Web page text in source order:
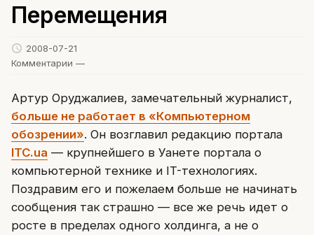
Перемещения
2008-07-21
Комментарии —
Артур Оруджалиев, замечательный журналист,
больше не работает в «Компьютерном
обозрении». Он возглавил редакцию портала
ITC.ua — крупнейшего в Уанете портала о
компьютерной технике и IT-технологиях.
Поздравим его и пожелаем больше не начинать
сообщения так страшно — все же речь идет о
росте в пределах одного холдинга, а не о